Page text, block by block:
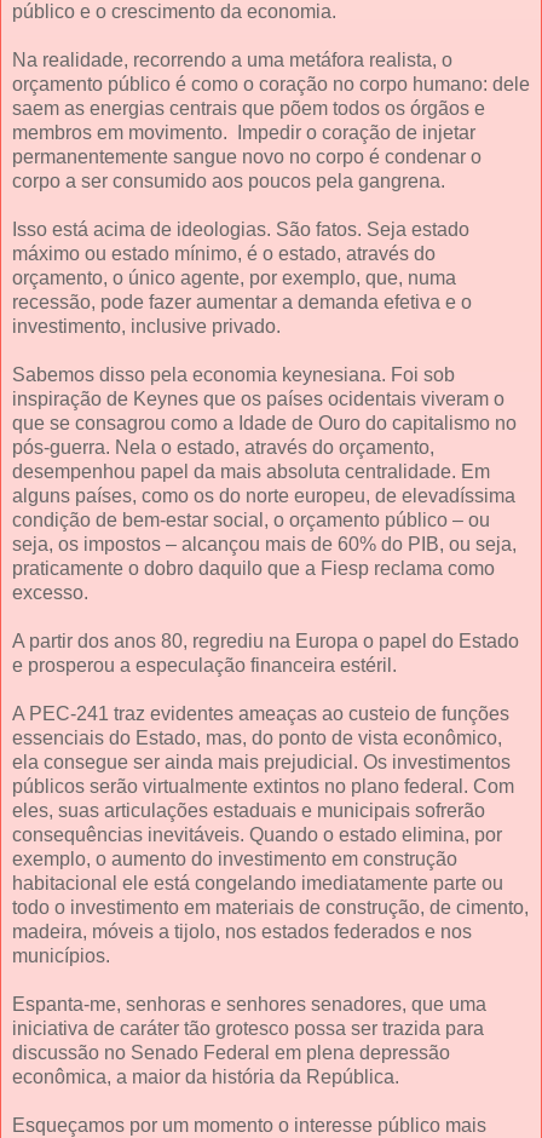
público e o crescimento da economia.
Na realidade, recorrendo a uma metáfora realista, o
orçamento público é como o coração no corpo humano: dele
saem as energias centrais que põem todos os órgãos e
membros em movimento. Impedir o coração de injetar
permanentemente sangue novo no corpo é condenar o
corpo a ser consumido aos poucos pela gangrena.
Isso está acima de ideologias. São fatos. Seja estado
máximo ou estado mínimo, é o estado, através do
orçamento, o único agente, por exemplo, que, numa
recessão, pode fazer aumentar a demanda efetiva e o
investimento, inclusive privado.
Sabemos disso pela economia keynesiana. Foi sob
inspiração de Keynes que os países ocidentais viveram o
que se consagrou como a Idade de Ouro do capitalismo no
pós-guerra. Nela o estado, através do orçamento,
desempenhou papel da mais absoluta centralidade. Em
alguns países, como os do norte europeu, de elevadíssima
condição de bem-estar social, o orçamento público – ou
seja, os impostos – alcançou mais de 60% do PIB, ou seja,
praticamente o dobro daquilo que a Fiesp reclama como
excesso.
A partir dos anos 80, regrediu na Europa o papel do Estado
e prosperou a especulação financeira estéril.
A PEC-241 traz evidentes ameaças ao custeio de funções
essenciais do Estado, mas, do ponto de vista econômico,
ela consegue ser ainda mais prejudicial. Os investimentos
públicos serão virtualmente extintos no plano federal. Com
eles, suas articulações estaduais e municipais sofrerão
consequências inevitáveis. Quando o estado elimina, por
exemplo, o aumento do investimento em construção
habitacional ele está congelando imediatamente parte ou
todo o investimento em materiais de construção, de cimento,
madeira, móveis a tijolo, nos estados federados e nos
municípios.
Espanta-me, senhoras e senhores senadores, que uma
iniciativa de caráter tão grotesco possa ser trazida para
discussão no Senado Federal em plena depressão
econômica, a maior da história da República.
Esqueçamos por um momento o interesse público mais